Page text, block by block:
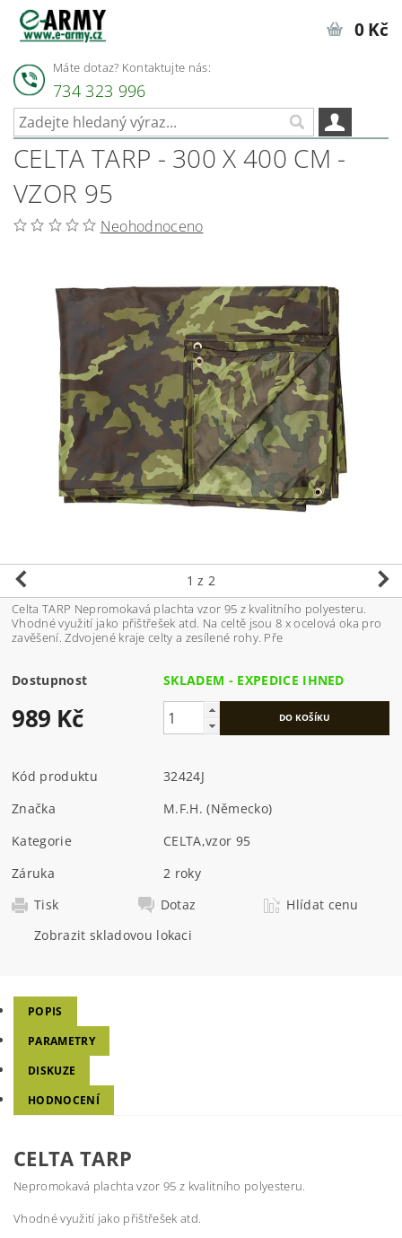
Máte dotaz? Kontaktujte nás:
734 323 996
0 Kč
CELTA TARP - 300 X 400 CM -
VZOR 95
Neohodnoceno
1 z 2
Celta TARP Nepromokavá plachta vzor 95 z kvalitního polyesteru.
Vhodné využití jako přištřešek atd. Na celtě jsou 8 x ocelová oka pro
zavěšení. Zdvojené kraje celty a zesílené rohy. Pře
Dostupnost SKLADEM - EXPEDICE IHNED
989 Kč
Kód produktu
32424J
Značka
M.F.H. (Německo)
Kategorie
CELTA,vzor 95
Záruka
2 roky
Tisk
Dotaz
Hlídat cenu
Zobrazit skladovou lokaci
POPIS
PARAMETRY
DISKUZE
HODNOCENÍ
CELTA TARP
Nepromokavá plachta vzor 95 z kvalitního polyesteru.
Vhodné využití jako přištřešek atd.